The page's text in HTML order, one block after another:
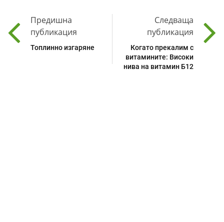
Предишна
публикация
Топлинно изгаряне
Следваща
публикация
Когато прекалим с
витамините: Високи
нива на витамин Б12